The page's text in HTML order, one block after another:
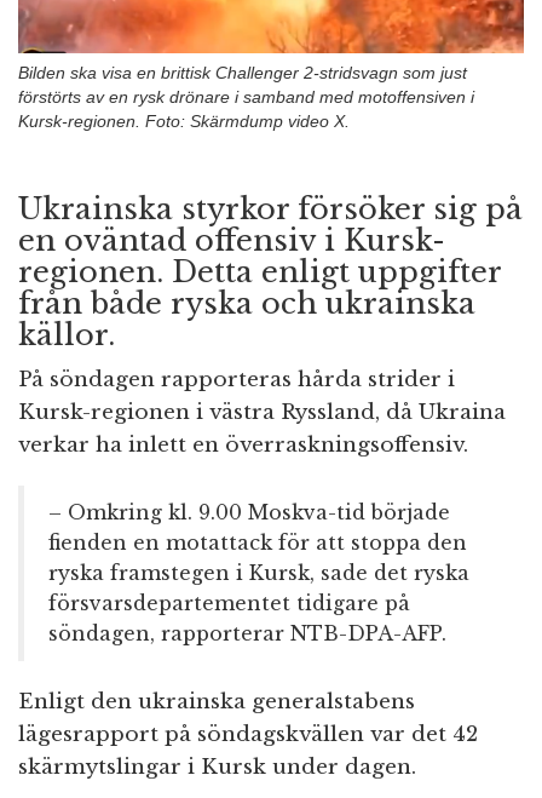
Bilden ska visa en brittisk Challenger 2-stridsvagn som just
förstörts av en rysk drönare i samband med motoffensiven i
Kursk-regionen. Foto: Skärmdump video X.
Ukrainska styrkor försöker sig på
en oväntad offensiv i Kursk-
regionen. Detta enligt uppgifter
från både ryska och ukrainska
källor.
På söndagen rapporteras hårda strider i
Kursk-regionen i västra Ryssland, då Ukraina
verkar ha inlett en överraskningsoffensiv.
– Omkring kl. 9.00 Moskva-tid började
fienden en motattack för att stoppa den
ryska framstegen i Kursk, sade det ryska
försvarsdepartementet tidigare på
söndagen, rapporterar NTB-DPA-AFP.
Enligt den ukrainska generalstabens
lägesrapport på söndagskvällen var det 42
skärmytslingar i Kursk under dagen.